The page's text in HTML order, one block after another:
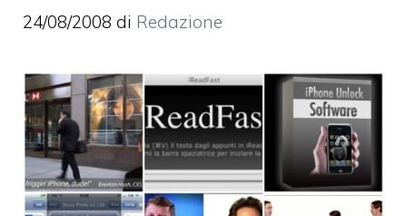
24/08/2008 di Redazione